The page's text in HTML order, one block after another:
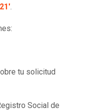
.
tu solicitud
Social de